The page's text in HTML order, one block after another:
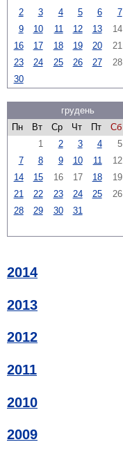
2
3 4 5 6 7
9
10 11 12 13 14
16
17 18 19 20 21
23
24 25 26 27 28
30
грудень
Пн
Вт Ср Чт Пт Сб
1
2 3 4 5
7
8 9 10 11 12
14
15 16 17 18 19
21
22 23 24 25 26
28
29 30 31
2014
2013
2012
2011
2010
2009